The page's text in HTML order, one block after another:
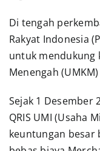
Di tengah
Rakyat Indonesia
untuk mendukung
Menengah
Sejak 1 Desember
QRIS UMI (Usaha
keuntungan besar